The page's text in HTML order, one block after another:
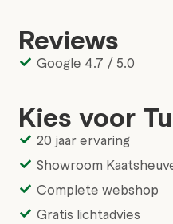
Reviews
Google 4.7 / 5.0
Kies voor
20 jaar ervaring
Showroom
Complete webshop
Gratis lichtadvies